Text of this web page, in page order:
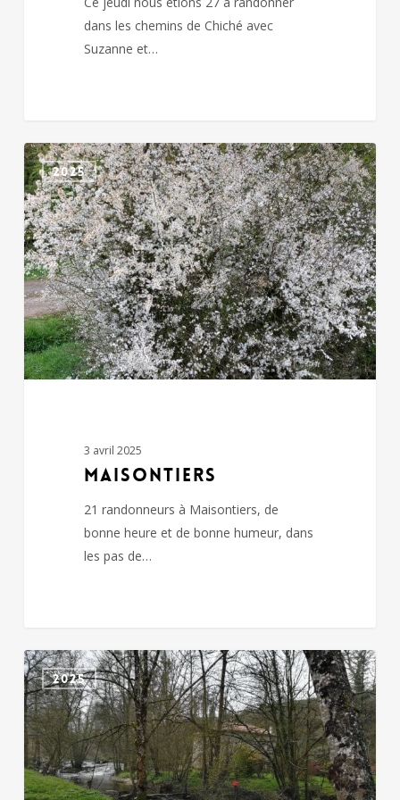
dans les chemins de Chiché avec
Suzanne et…
MAISONTIERS
2025
3 avril 2025
MAISONTIERS
21 randonneurs à Maisontiers, de
bonne heure et de bonne humeur, dans
les pas de…
CHICHE
2025